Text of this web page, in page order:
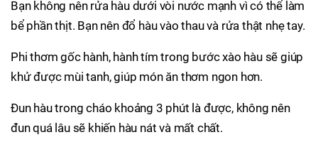
Bạn không nên rửa hàu dưới vòi nước mạnh vì có thể làm
bể phần thịt. Bạn nên đổ hàu vào thau và rửa thật nhẹ tay.
Phi thơm gốc hành, hành tím trong bước xào hàu sẽ giúp
khử được mùi tanh, giúp món ăn thơm ngon hơn.
Đun hàu trong cháo khoảng 3 phút là được, không nên
đun quá lâu sẽ khiến hàu nát và mất chất.